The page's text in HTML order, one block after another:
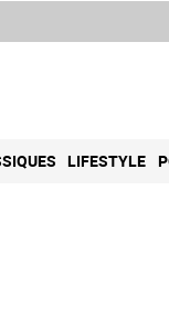
LIFESTYLE